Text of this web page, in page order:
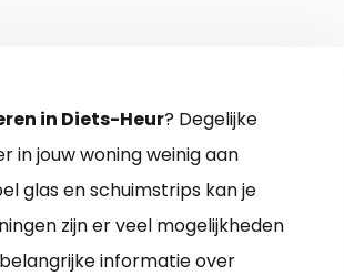
in Diets-Heur? Degelijke
in jouw woning weinig aan
glas en schuimstrips kan je
zijn er veel mogelijkheden
informatie over